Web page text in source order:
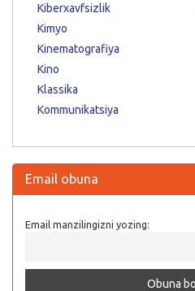
Kiberxavfsizlik
Kimyo
Kinematografiya
Kino
Klassika
Kommunikatsiya
Email obuna
Email manzilingizni yozing: